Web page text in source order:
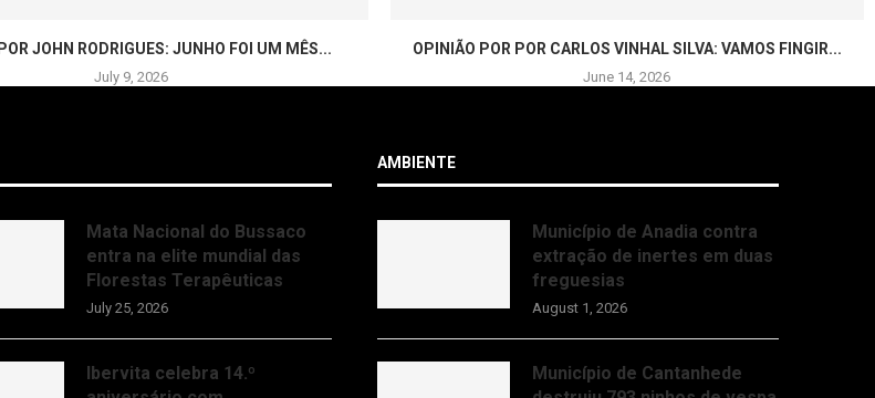
JOHN RODRIGUES: JUNHO FOI UM MÊS...
July 9, 2026
OPINIÃO POR POR CARLOS VINHAL SILVA: VAMOS FINGIR...
June 14, 2026
Mata Nacional do Bussaco
entra na elite mundial das
Florestas Terapêuticas
July 25, 2026
Ibervita celebra 14.º
AMBIENTE
Município de Anadia contra
extração de inertes em duas
freguesias
August 1, 2026
Município de Cantanhede